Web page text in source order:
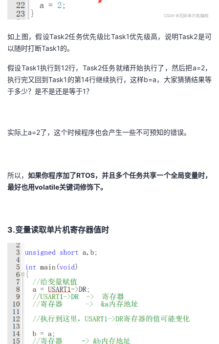
如上图，假设Task2任务优先级比Task1优先级高，说明Task2是可
以随时打断Task1的。
假设Task1执行到12行，Task2任务就绪开始执行了，然后把a=2，
执行完又回到Task1的第14行继续执行，这样b=a，大家猜猜结果等
于多少？是不是还是等于1？
实际上a=2了，这个时候程序也会产生一些不可预知的错误。
所以，如果你程序加了RTOS，并且多个任务共享一个全局变量时，
最好也用volatile关键词修饰下。
3.变量读取单片机寄存器值时